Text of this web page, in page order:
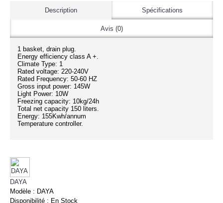
Description Spécifications
Avis (0)
1 basket, drain plug.
Energy efficiency class A +.
Climate Type: 1
Rated voltage: 220-240V
Rated Frequency: 50-60 HZ
Gross input power: 145W
Light Power: 10W
​Freezing capacity: 10kg/24h
Total net capacity 150 liters.
Energy: 155Kwh/annum
Temperature controller.
DAYA
Modèle : DAYA
Disponibilité : En Stock